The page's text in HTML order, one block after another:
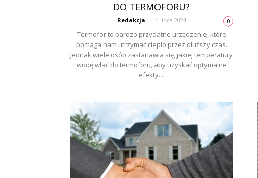
DO TERMOFORU?
Redakcja - 14 lipca 2024 0
Termofor to bardzo przydatne urządzenie, które
pomaga nam utrzymać ciepło przez dłuższy czas.
Jednak wiele osób zastanawia się, jakiej temperatury
wodę wlać do termoforu, aby uzyskać optymalne
efekty....